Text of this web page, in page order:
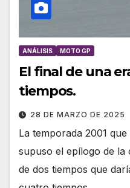
ANÁLISIS MOTO GP
El final de una
tiempos.
28 DE MARZO DE 2025
La temporada 2001
supuso el epílogo de la
de dos tiempos que